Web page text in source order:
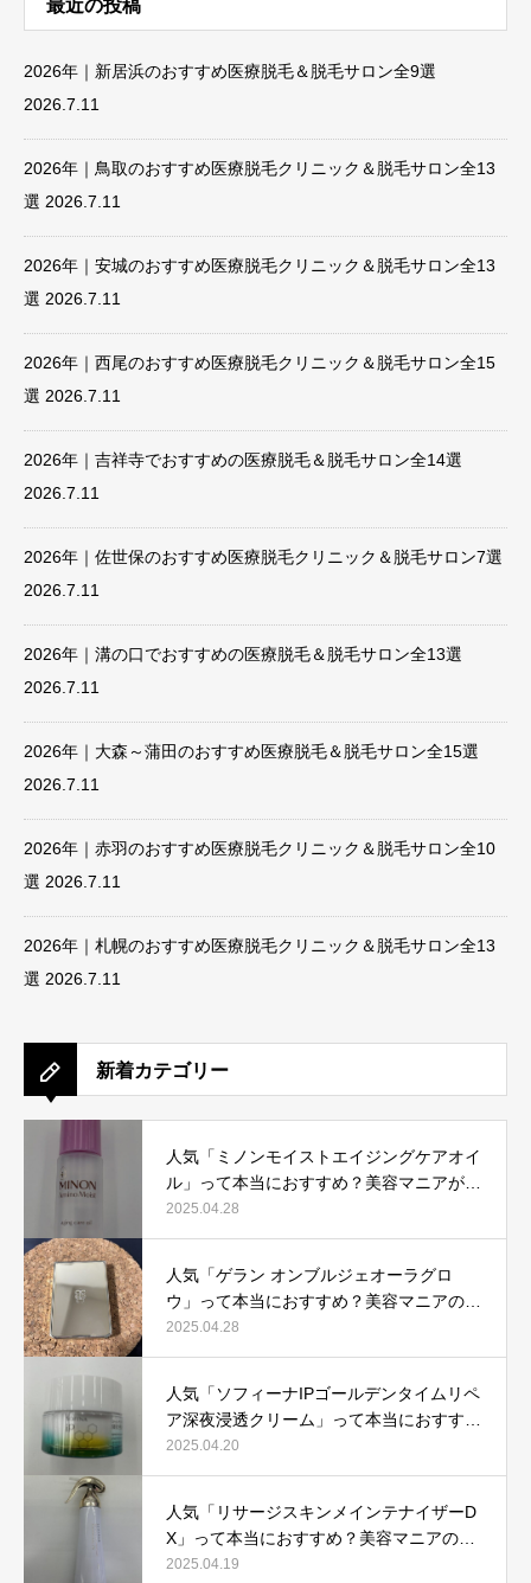
最近の投稿
2026年｜新居浜のおすすめ医療脱毛＆脱毛サロン全9選
2026.7.11
2026年｜鳥取のおすすめ医療脱毛クリニック＆脱毛サロン全13
選 2026.7.11
2026年｜安城のおすすめ医療脱毛クリニック＆脱毛サロン全13
選 2026.7.11
2026年｜西尾のおすすめ医療脱毛クリニック＆脱毛サロン全15
選 2026.7.11
2026年｜吉祥寺でおすすめの医療脱毛＆脱毛サロン全14選
2026.7.11
2026年｜佐世保のおすすめ医療脱毛クリニック＆脱毛サロン7選
2026.7.11
2026年｜溝の口でおすすめの医療脱毛＆脱毛サロン全13選
2026.7.11
2026年｜大森～蒲田のおすすめ医療脱毛＆脱毛サロン全15選
2026.7.11
2026年｜赤羽のおすすめ医療脱毛クリニック＆脱毛サロン全10
選 2026.7.11
2026年｜札幌のおすすめ医療脱毛クリニック＆脱毛サロン全13
選 2026.7.11
新着カテゴリー
人気「ミノンモイストエイジングケアオイ
ル」って本当におすすめ？美容マニアが実
際使用して口コミを検証！
2025.04.28
人気「ゲラン オンブルジェオーラグロ
ウ」って本当におすすめ？美容マニアの私
が実際使用して、口コミを検証！
2025.04.28
人気「ソフィーナIPゴールデンタイムリペ
ア深夜浸透クリーム」って本当におすす
め？美容マニアが実際使用して口コミを検
証！
2025.04.20
人気「リサージスキンメインテナイザーD
X」って本当におすすめ？美容マニアの私
が実際使用して、口コミを検証！
2025.04.19